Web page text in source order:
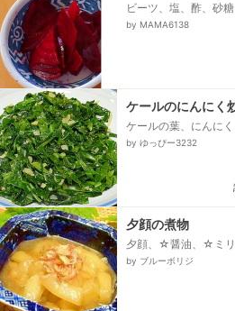
ビーツ、塩、酢、砂糖
by MAMA6138
ケールのにんにく
ケールの葉、にんに
by ゆっぴー3232
夕顔の煮物
夕顔、☆醤油、☆ミ
ラダ油、ミョウガ、
by ブルーボリジ